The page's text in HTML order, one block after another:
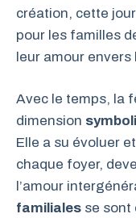
création, cette
pour les familles
leur amour
Avec le temps, la
dimension
Elle a su évoluer
chaque foyer,
l’amour
familiales se sont